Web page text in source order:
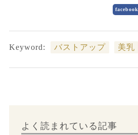
facebook
Keyword: バストアップ 美乳
よく読まれている記事